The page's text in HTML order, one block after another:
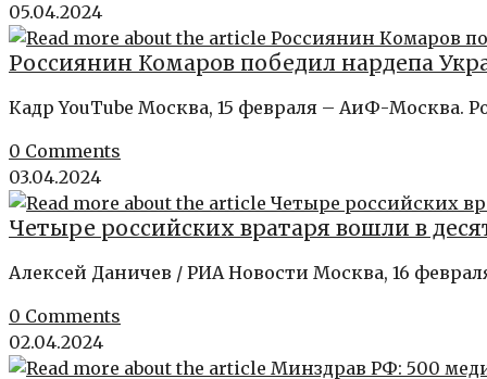
05.04.2024
Россиянин Комаров победил нардепа
Кадр YouTube Москва, 15 февраля – АиФ-Москва.
0 Comments
03.04.2024
Четыре российских вратаря вошли в
Алексей Даничев / РИА Новости Москва, 16
0 Comments
02.04.2024